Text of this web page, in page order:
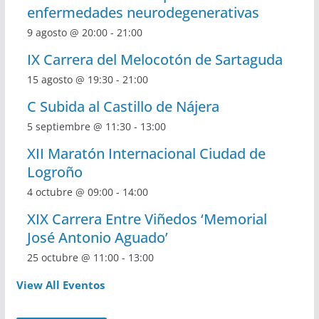
enfermedades neurodegenerativas
9 agosto @ 20:00- 21:00
IX Carrera del Melocotón de Sartaguda
15 agosto @ 19:30- 21:00
C Subida al Castillo de Nájera
5 septiembre @ 11:30- 13:00
XII Maratón Internacional Ciudad de
Logroño
4 octubre @ 09:00- 14:00
XIX Carrera Entre Viñedos ‘Memorial
José Antonio Aguado’
25 octubre @ 11:00- 13:00
View All Eventos